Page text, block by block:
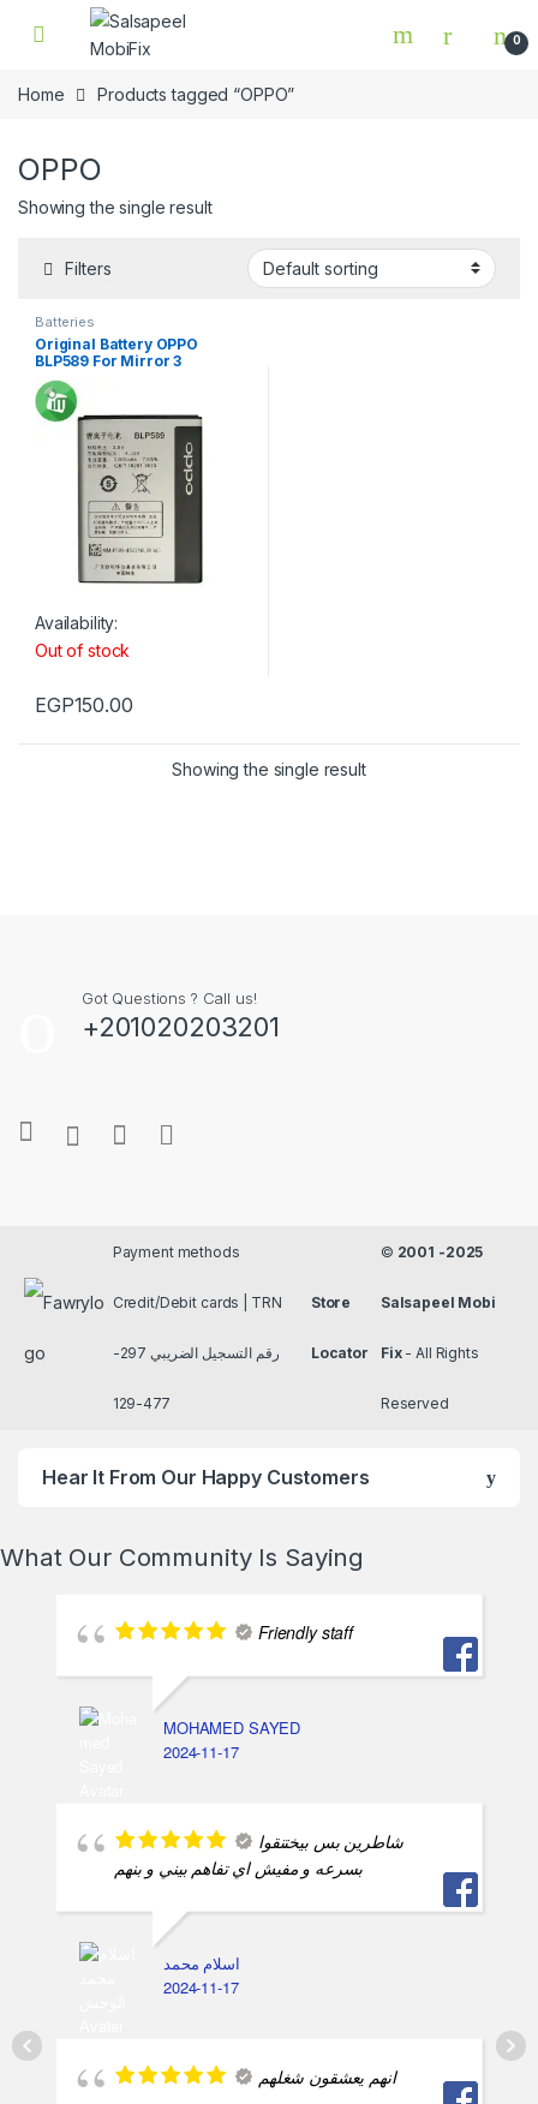
Skip to navigation
Skip to content
0
Home Products tagged “OPPO”
OPPO
Showing the single result
Filters
Batteries
Original Battery OPPO
BLP589 For Mirror 3
Availability:
Out of stock
EGP150.00
Showing the single result
Got Questions ? Call us!
+201020203201
Payment methods
Credit/Debit cards | TRN
رقم التسجيل الضريبي 297-
477-129
Store
Locator
© 2001 -2025
Salsapeel Mobi
Fix- All Rights
Reserved
Hear It From Our Happy Customers
What Our Community Is Saying
Friendly staff
MOHAMED SAYED
2024-11-17
شاطرين بس بيختنقوا
بسرعه و مفيش اي تفاهم بيني و بنهم
اسلام محمد
2024-11-17
انهم يعشقون شغلهم